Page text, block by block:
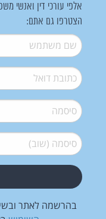
אלפי עורכי דין ואנשי
הצטרפו גם אתם:
שם משתמש*
דואל*
סיסמה*
סיסמה (שוב)*
בהרשמה לאתר